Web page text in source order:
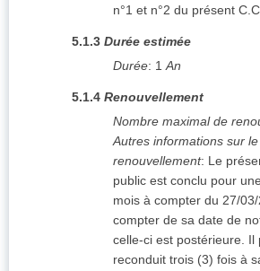
n°1 et n°2 du présent
5.1.3 Durée estimée
Durée: 1 An
5.1.4 Renouvellement
Nombre maximal de
Autres informations sur le
renouvellement: Le
public est conclu pour
mois à compter du 27/
compter de sa date de
celle-ci est postérieure. Il
reconduit trois (3) fois à